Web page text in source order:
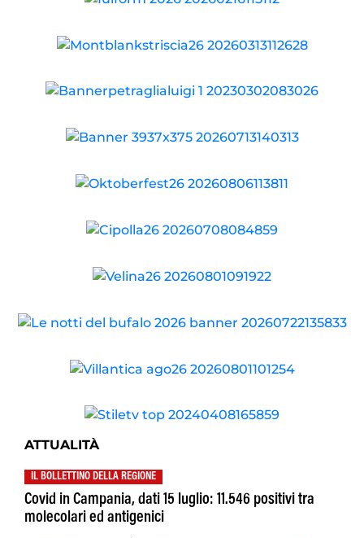
ATTUALITÀ
IL BOLLETTINO DELLA REGIONE
Covid in Campania, dati 15 luglio: 11.546 positivi tra
molecolari ed antigenici